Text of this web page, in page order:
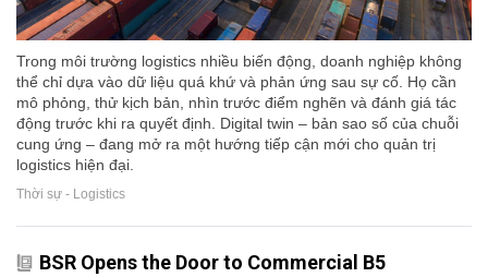
Trong môi trường logistics nhiều biến động, doanh nghiệp không
thể chỉ dựa vào dữ liệu quá khứ và phản ứng sau sự cố. Họ cần
mô phỏng, thử kịch bản, nhìn trước điểm nghẽn và đánh giá tác
động trước khi ra quyết định. Digital twin – bản sao số của chuỗi
cung ứng – đang mở ra một hướng tiếp cận mới cho quản trị
logistics hiện đại.
Thời sự - Logistics
BSR Opens the Door to Commercial B5